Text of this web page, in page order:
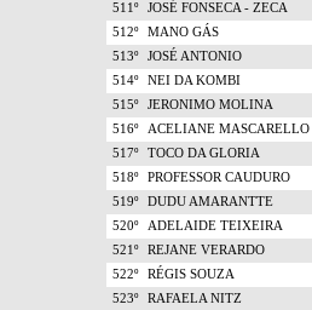
511º
JOSÉ FONSECA - ZECA
512º
MANO GÁS
513º
JOSÉ ANTONIO
514º
NEI DA KOMBI
515º
JERONIMO MOLINA
516º
ACELIANE MASCARELLO
517º
TOCO DA GLORIA
518º
PROFESSOR CAUDURO
519º
DUDU AMARANTTE
520º
ADELAIDE TEIXEIRA
521º
REJANE VERARDO
522º
RÉGIS SOUZA
523º
RAFAELA NITZ